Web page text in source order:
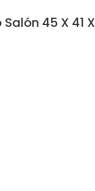
45 X 41 X